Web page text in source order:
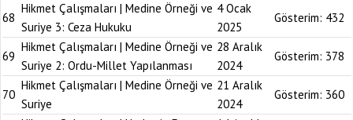
68
Hikmet Çalışmaları | Medine Örneği ve
Suriye 3: Ceza Hukuku
4 Ocak
2025
Gösterim: 432
69
Hikmet Çalışmaları | Medine Örneği ve
Suriye 2: Ordu-Millet Yapılanması
28 Aralık
2024
Gösterim: 378
70
Hikmet Çalışmaları | Medine Örneği ve
Suriye
21 Aralık
2024
Gösterim: 360